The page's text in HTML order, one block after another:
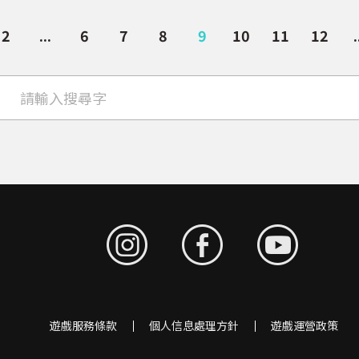
2 ... 6 7 8 9 10 11 12
遊戲服務條款 個人信息處理方針 遊戲運營政策